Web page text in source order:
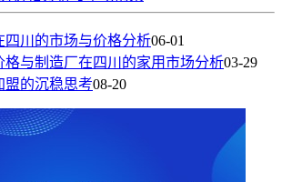
四川的市场与价格分析06-01
格与制造厂在四川的家用市场分析03-29
盟的沉稳思考08-20